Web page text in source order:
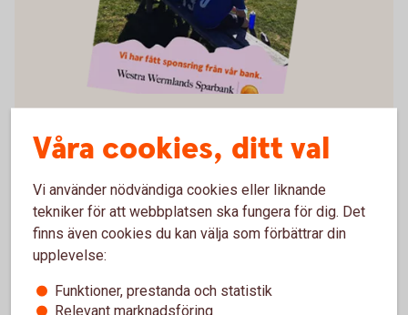
Har din förening fått
sponsring?
Dela gärna med er vad Westra Wermlands
Sparbanks sponsring har för betydelse för er
förening på sociala medier. Vi har tagit fram enkla
enkelt för er i föreningen. Via länken nedan så
Våra cookies, ditt val
Vi använder nödvändiga cookies eller liknande
tekniker för att webbplatsen ska fungera för dig. Det
finns även cookies du kan välja som förbättrar din
upplevelse:
Funktioner, prestanda och statistik
Relevant marknadsföring